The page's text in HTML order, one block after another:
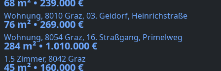
68 m² • 239.000 €
Wohnung, 8010 Graz, 03. Geidorf, Heinrichstraße
76 m² • 269.000 €
Wohnung, 8054 Graz, 16. Straßgang, Primelweg
284 m² • 1.010.000 €
1.5 Zimmer, 8042 Graz
45 m² • 160.000 €